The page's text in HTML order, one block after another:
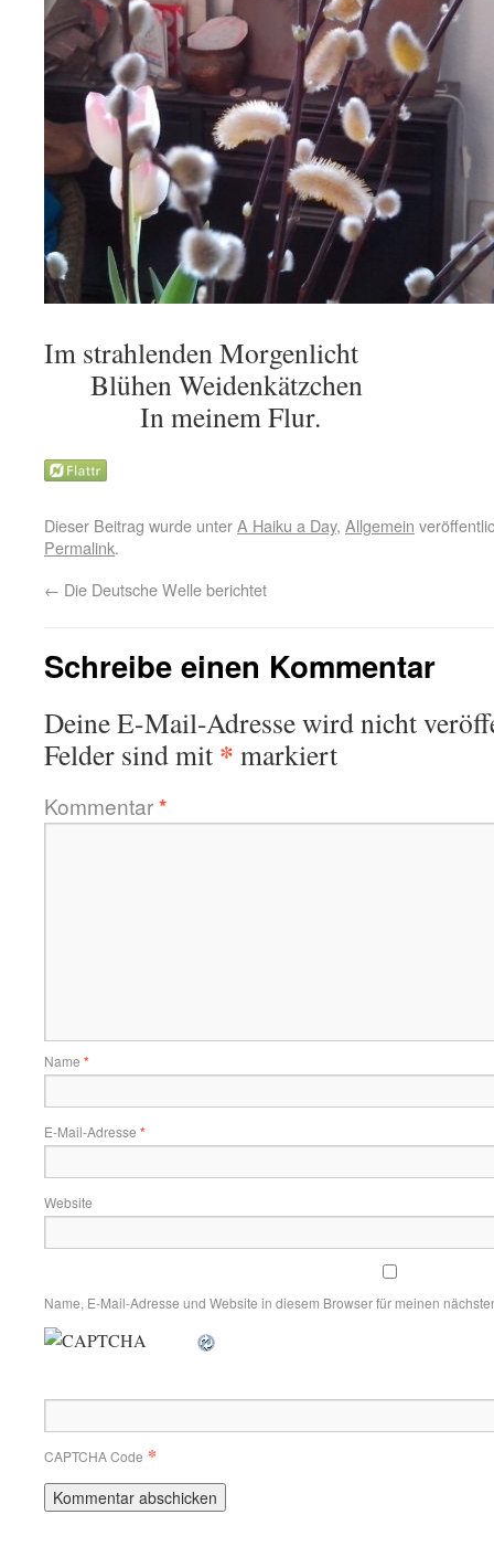
Im strahlenden Morgenlicht
Blühen Weidenkätzchen
In meinem Flur.
Dieser Beitrag wurde unterA Haiku a Day, Allgemein
Permalink.
← Die Deutsche Welle berichtet
Schreibe einen Kommentar
Deine E-Mail-Adresse wird nicht
Felder sind mit * markiert
Kommentar*
Name *
E-Mail-Adresse *
Website
Name, E-Mail-Adresse und Website in diesem Browser für meinen
CAPTCHA Code *